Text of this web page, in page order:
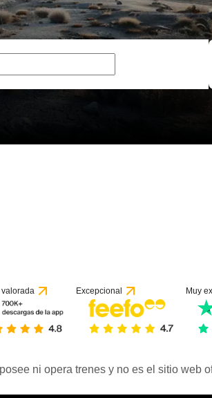
Excepcional Muy
ni opera trenes y no es el sitio web